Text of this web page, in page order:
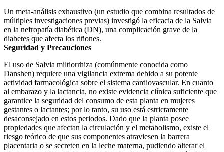
Un meta-análisis exhaustivo (un estudio que combina resultados de
múltiples investigaciones previas) investigó la eficacia de la Salvia
en la nefropatía diabética (DN), una complicación grave de la
diabetes que afecta los riñones.
Seguridad y Precauciones
El uso de Salvia miltiorrhiza (comúnmente conocida como
Danshen) requiere una vigilancia extrema debido a su potente
actividad farmacológica sobre el sistema cardiovascular. En cuanto
al embarazo y la lactancia, no existe evidencia clínica suficiente que
garantice la seguridad del consumo de esta planta en mujeres
gestantes o lactantes; por lo tanto, su uso está estrictamente
desaconsejado en estos periodos. Dado que la planta posee
propiedades que afectan la circulación y el metabolismo, existe el
riesgo teórico de que sus componentes atraviesen la barrera
placentaria o se secreten en la leche materna, pudiendo alterar el